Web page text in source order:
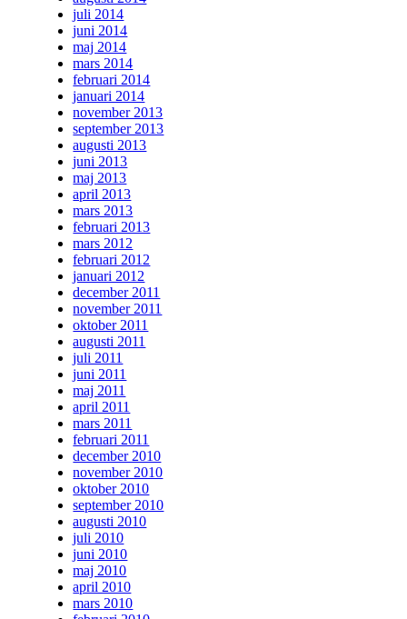
juli 2014
juni 2014
maj 2014
mars 2014
februari 2014
januari 2014
november 2013
september 2013
augusti 2013
juni 2013
maj 2013
april 2013
mars 2013
februari 2013
mars 2012
februari 2012
januari 2012
december 2011
november 2011
oktober 2011
augusti 2011
juli 2011
juni 2011
maj 2011
april 2011
mars 2011
februari 2011
december 2010
november 2010
oktober 2010
september 2010
augusti 2010
juli 2010
juni 2010
maj 2010
april 2010
mars 2010